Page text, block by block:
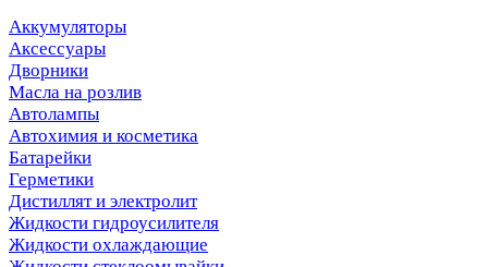
Аккумуляторы
Аксессуары
Дворники
Масла на розлив
Автолампы
Автохимия и косметика
Батарейки
Герметики
Дистиллят и электролит
Жидкости гидроусилителя
Жидкости охлаждающие